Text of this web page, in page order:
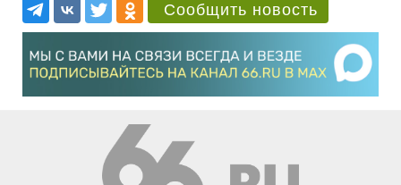
Сообщить новость